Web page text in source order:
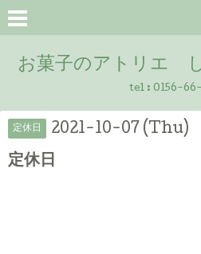
お菓子のアトリエ
tel : 0156-
定休日 2021-10-07 (Thu)
定休日